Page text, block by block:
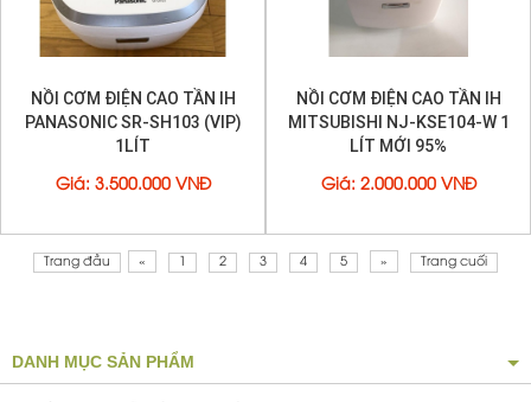
NỒI CƠM ĐIỆN CAO TẦN IH
PANASONIC SR-SH103 (VIP)
1LÍT
Giá: 3.500.000 VNĐ
NỒI CƠM ĐIỆN CAO TẦN IH
MITSUBISHI NJ-KSE104-W 1
LÍT MỚI 95%
Giá: 2.000.000 VNĐ
Trang đầu « 2 3 4 5 » Trang cuối
DANH MỤC SẢN PHẨM